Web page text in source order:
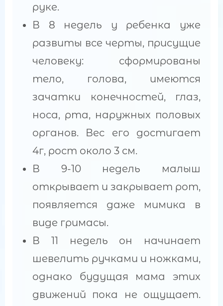
руке.
В 8 недель у ребенка уже
развиты все черты, присущие
человеку: сформированы
тело, голова, имеются
зачатки конечностей, глаз,
носа, рта, наружных половых
органов. Вес его достигает
4г, рост около 3 см.
В 9-10 недель малыш
открывает и закрывает рот,
появляется даже мимика в
виде гримасы.
В 11 недель он начинает
шевелить ручками и ножками,
однако будущая мама этих
движений пока не ощущает.